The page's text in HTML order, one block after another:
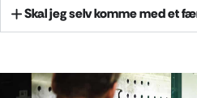
Skal jeg selv komme med et